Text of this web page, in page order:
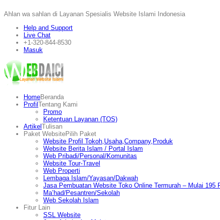
Ahlan wa sahlan di Layanan Spesialis Website Islami Indonesia
Help and Support
Live Chat
+1-320-844-8530
Masuk
HomeBeranda
Profil Tentang Kami
Promo
Ketentuan Layanan (TOS)
Artikel Tulisan
Paket WebsitePilih Paket
Website Profil Tokoh,Usaha,Company,Produk
Website Berita Islam / Portal Islam
Web Pribadi/Personal/Komunitas
Website Tour-Travel
Web Properti
Lembaga Islam/Yayasan/Dakwah
Jasa Pembuatan Website Toko Online Termurah – Mulai 195
Ma’had/Pesantren/Sekolah
Web Sekolah Islam
Fitur Lain
SSL Website